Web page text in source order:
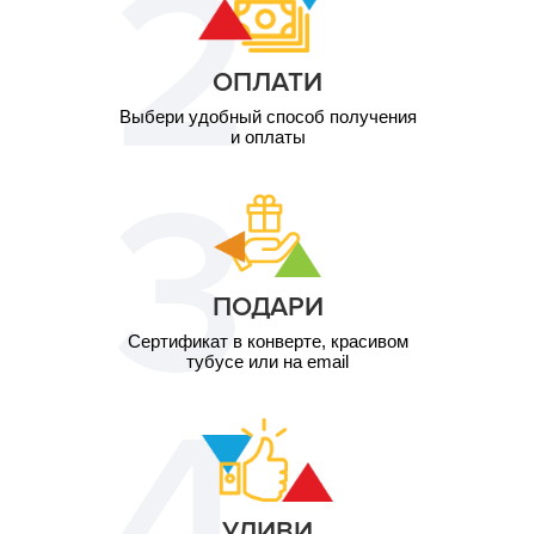
ОПЛАТИ
Выбери удобный способ получения
и оплаты
ПОДАРИ
Сертификат в конверте, красивом
тубусе или на email